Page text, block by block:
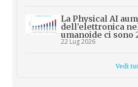
La Physical AI
dell’elettronica
umanoide ci sono
22 Lug 2026
Vedi